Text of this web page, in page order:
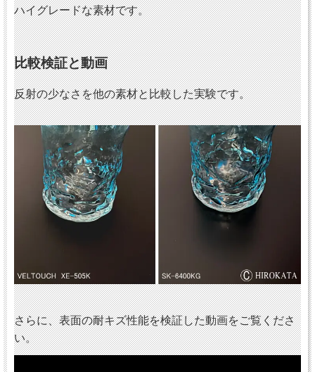
ハイグレードな素材です。
比較検証と動画
反射の少なさを他の素材と比較した実験です。
さらに、表面の耐キズ性能を検証した動画をご覧くださ
い。